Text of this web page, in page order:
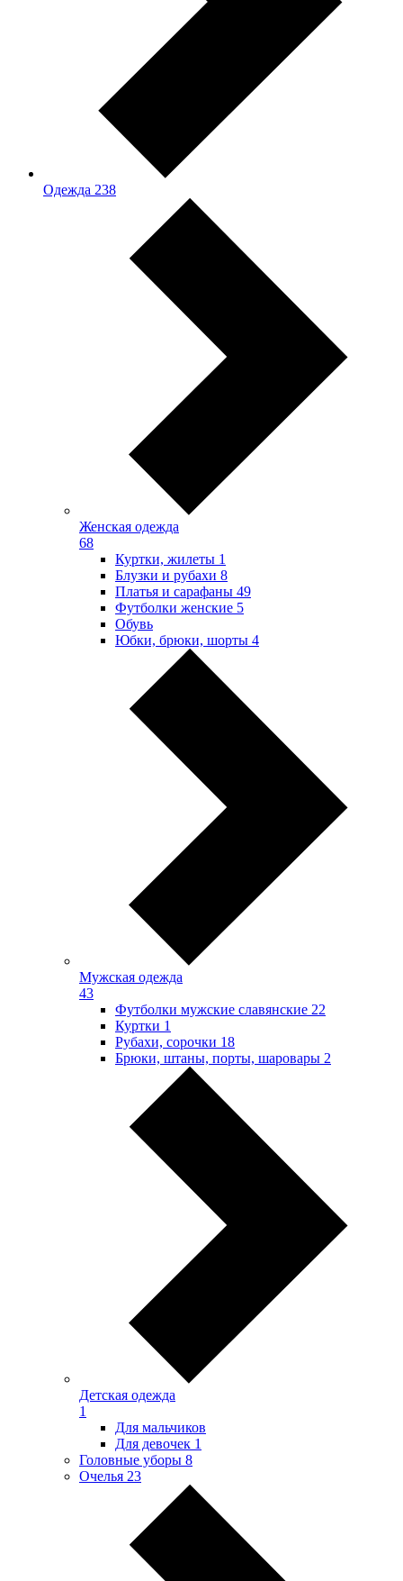
Одежда 238
Женская одежда
68
Куртки, жилеты 1
Блузки и рубахи 8
Платья и сарафаны 49
Футболки женские 5
Обувь
Юбки, брюки, шорты 4
Мужская одежда
43
Футболки мужские славянские 22
Куртки 1
Рубахи, сорочки 18
Брюки, штаны, порты, шаровары 2
Детская одежда
1
Для мальчиков
Для девочек 1
Головные уборы 8
Очелья 23